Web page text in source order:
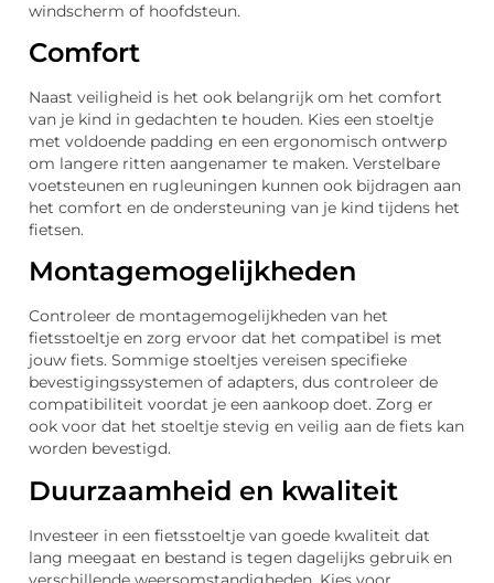
windscherm of hoofdsteun.
Comfort
Naast veiligheid is het ook belangrijk om het comfort
van je kind in gedachten te houden. Kies een stoeltje
met voldoende padding en een ergonomisch ontwerp
om langere ritten aangenamer te maken. Verstelbare
voetsteunen en rugleuningen kunnen ook bijdragen aan
het comfort en de ondersteuning van je kind tijdens het
fietsen.
Montagemogelijkheden
Controleer de montagemogelijkheden van het
fietsstoeltje en zorg ervoor dat het compatibel is met
jouw fiets. Sommige stoeltjes vereisen specifieke
bevestigingssystemen of adapters, dus controleer de
compatibiliteit voordat je een aankoop doet. Zorg er
ook voor dat het stoeltje stevig en veilig aan de fiets kan
worden bevestigd.
Duurzaamheid en kwaliteit
Investeer in een fietsstoeltje van goede kwaliteit dat
lang meegaat en bestand is tegen dagelijks gebruik en
verschillende weersomstandigheden. Kies voor